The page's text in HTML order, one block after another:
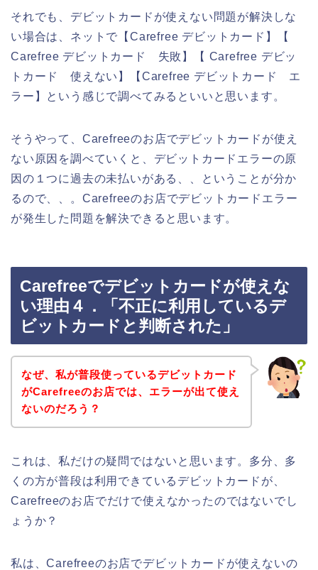
それでも、デビットカードが使えない問題が解決しな
い場合は、ネットで【Carefree デビットカード】【
Carefree デビットカード 失敗】【 Carefree デビッ
トカード 使えない】【Carefree デビットカード エ
ラー】という感じで調べてみるといいと思います。
そうやって、Carefreeのお店でデビットカードが使え
ない原因を調べていくと、デビットカードエラーの原
因の１つに過去の未払いがある、、ということが分か
るので、、。Carefreeのお店でデビットカードエラー
が発生した問題を解決できると思います。
Carefreeでデビットカードが使えな
い理由４．「不正に利用しているデ
ビットカードと判断された」
なぜ、私が普段使っているデビットカード
がCarefreeのお店では、エラーが出て使え
ないのだろう？
これは、私だけの疑問ではないと思います。多分、多
くの方が普段は利用できているデビットカードが、
Carefreeのお店でだけで使えなかったのではないでし
ょうか？
私は、Carefreeのお店でデビットカードが使えないの